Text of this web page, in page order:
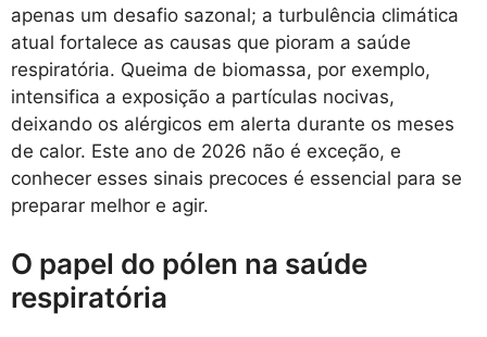
apenas um desafio sazonal; a turbulência climática
atual fortalece as causas que pioram a saúde
respiratória. Queima de biomassa, por exemplo,
intensifica a exposição a partículas nocivas,
deixando os alérgicos em alerta durante os meses
de calor. Este ano de 2026 não é exceção, e
conhecer esses sinais precoces é essencial para se
preparar melhor e agir.
O papel do pólen na saúde
respiratória